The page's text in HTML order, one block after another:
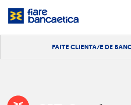
Saltar
FAITE CLIENTA/E DE